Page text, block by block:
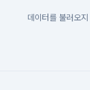
데이터를 불러오